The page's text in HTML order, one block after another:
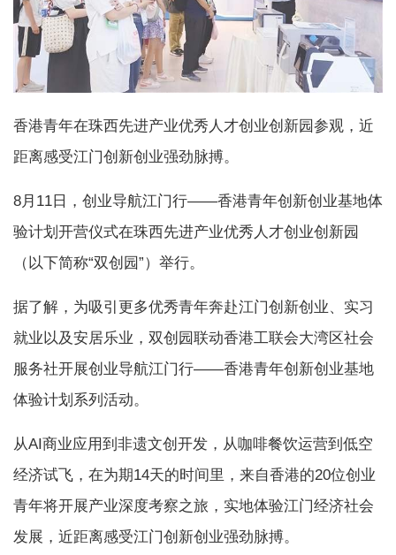
香港青年在珠西先进产业优秀人才创业创新园参观，近
距离感受江门创新创业强劲脉搏。
8月11日，创业导航江门行——香港青年创新创业基地体
验计划开营仪式在珠西先进产业优秀人才创业创新园
（以下简称“双创园”）举行。
据了解，为吸引更多优秀青年奔赴江门创新创业、实习
就业以及安居乐业，双创园联动香港工联会大湾区社会
服务社开展创业导航江门行——香港青年创新创业基地
体验计划系列活动。
从AI商业应用到非遗文创开发，从咖啡餐饮运营到低空
经济试飞，在为期14天的时间里，来自香港的20位创业
青年将开展产业深度考察之旅，实地体验江门经济社会
发展，近距离感受江门创新创业强劲脉搏。